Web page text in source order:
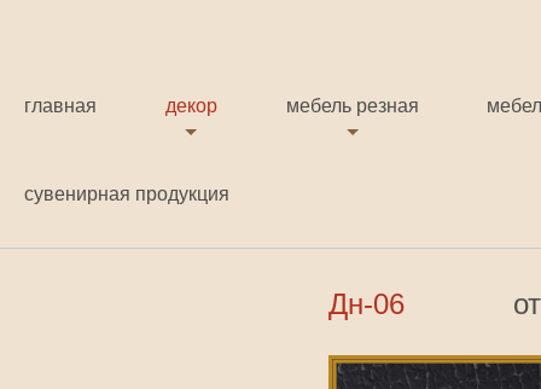
главная декор мебель резная
сувенирная продукция
Дн-06